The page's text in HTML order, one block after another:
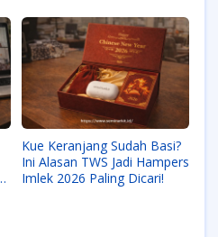
Kue Keranjang Sudah Basi?
Ini Alasan TWS Jadi Hampers
Imlek 2026 Paling Dicari!